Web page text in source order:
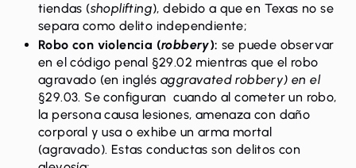
tiendas (shoplifting), debido a que en Texas no se
separa como delito independiente;
Robo con violencia (robbery): se puede observar
en elcódigo penal §29.02 mientras que el robo
agravado (en inglés aggravated robbery) en el
§29.03. Se configuran cuando al cometer un robo,
la persona causa lesiones, amenaza con daño
corporal y usa o exhibe un arma mortal
(agravado). Estas conductas son delitos con